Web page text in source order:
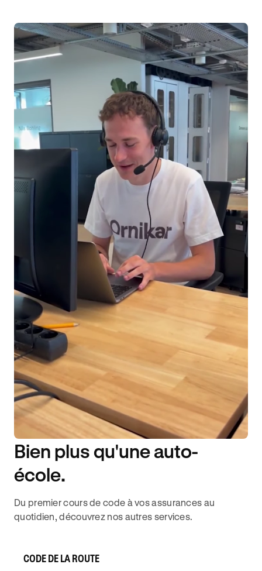
DISPONIBILITÉ 6J/7
Bien plus qu'une auto-
école.
Du premier cours de code à vos assurances au
quotidien, découvrez nos autres services.
CODE DE LA ROUTE